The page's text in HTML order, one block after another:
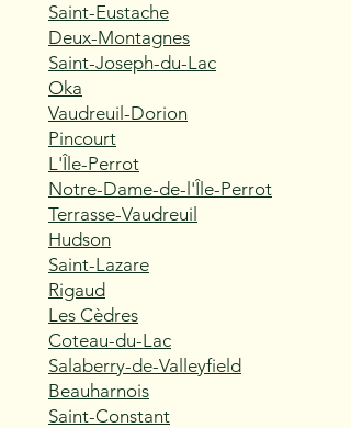
Saint-Eustache
Deux-Montagnes
Saint-Joseph-du-Lac
Oka
Vaudreuil-Dorion
Pincourt
L'Île-Perrot
Notre-Dame-de-l'Île-Perrot
Terrasse-Vaudreuil
Hudson
Saint-Lazare
Rigaud
Les Cèdres
Coteau-du-Lac
Salaberry-de-Valleyfield
Beauharnois
Saint-Constant